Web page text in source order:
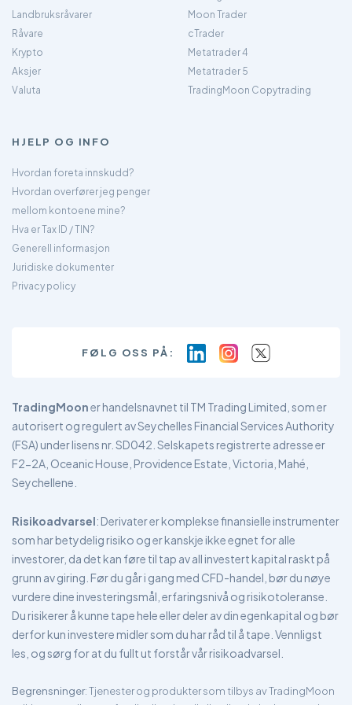
Landbruksråvarer
Råvare
Krypto
Aksjer
Valuta
Moon Trader
cTrader
Metatrader 4
Metatrader 5
TradingMoon Copytrading
HJELP OG INFO
Hvordan foreta innskudd?
Hvordan overfører jeg penger
mellom kontoene mine?
Hva er Tax ID / TIN?
Generell informasjon
Juridiske dokumenter
Privacy policy
FØLG OSS PÅ:
TradingMooner handelsnavnet til TM Trading Limited, som er
autorisert og regulert av Seychelles Financial Services Authority
(FSA) under lisens nr. SD042. Selskapets registrerte adresse er
F2-2A, Oceanic House, Providence Estate, Victoria, Mahé,
Seychellene.
Risikoadvarsel: Derivater er komplekse finansielle instrumenter
som har betydelig risiko og er kanskje ikke egnet for alle
investorer, da det kan føre til tap av all investert kapital raskt på
grunn av giring. Før du går i gang med CFD-handel, bør du nøye
vurdere dine investeringsmål, erfaringsnivå og risikotoleranse.
Du risikerer å kunne tape hele eller deler av din egenkapital og bør
derfor kun investere midler som du har råd til å tape. Vennligst
les, og sørg for at du fullt ut forstår vår risikoadvarsel.
Begrensninger: Tjenester og produkter som tilbys av TradingMoon